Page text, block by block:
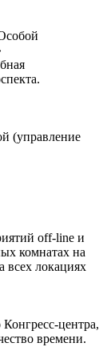
(управление
off-line и
комнатах на
всех локациях
Конгресс-центра,
времени.